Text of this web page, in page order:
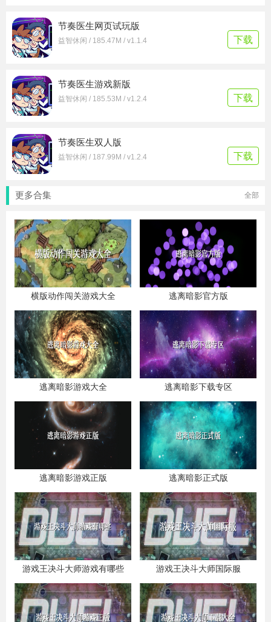
节奏医生网页试玩版
益智休闲 / 185.47M / v1.1.4 下载
节奏医生游戏新版
益智休闲 / 185.53M / v1.2.4 下载
节奏医生双人版
益智休闲 / 187.99M / v1.2.4 下载
更多合集 全部
横版动作闯关游戏大全 逃离暗影官方版
逃离暗影游戏大全 逃离暗影下载专区
逃离暗影游戏正版 逃离暗影正式版
游戏王决斗大师游戏有哪些 游戏王决斗大师国际服